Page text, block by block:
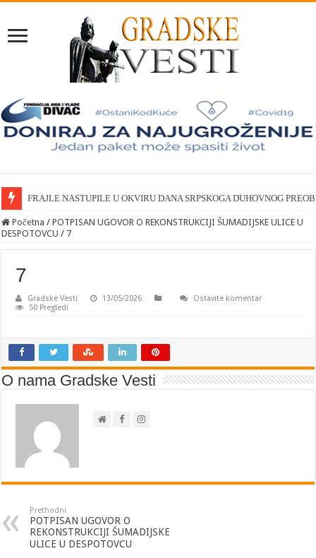
FRAJLE NASTUPILE U OKVIRU DANA SRPSKOGA DUHOVNOG
Početna / POTPISAN UGOVOR O REKONSTRUKCIJI ŠUMADIJSKE ULICE U
DESPOTOVCU / 7
7
Gradske Vesti 13/05/2026
Ostavite komentar
50 Pregledi
O nama Gradske Vesti
Prethodni
POTPISAN UGOVOR O
REKONSTRUKCIJI ŠUMADIJSKE
ULICE U DESPOTOVCU